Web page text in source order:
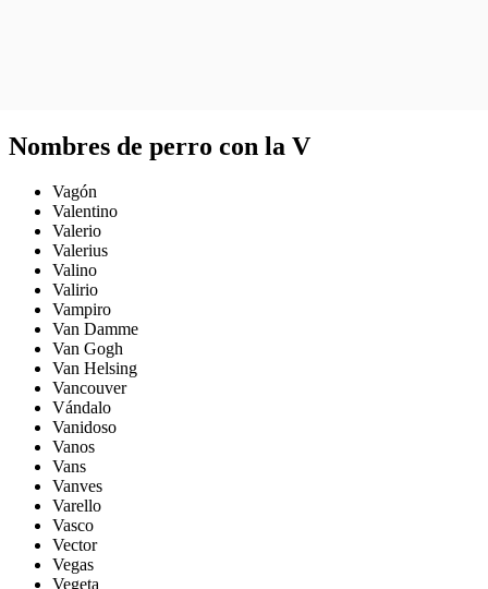
Nombres de perro con la V
Vagón
Valentino
Valerio
Valerius
Valino
Valirio
Vampiro
Van Damme
Van Gogh
Van Helsing
Vancouver
Vándalo
Vanidoso
Vanos
Vans
Vanves
Varello
Vasco
Vector
Vegas
Vegeta